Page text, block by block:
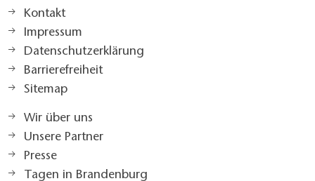
Kontakt
Impressum
Datenschutzerklärung
Barrierefreiheit
Sitemap
Wir über uns
Unsere Partner
Presse
Tagen in Brandenburg